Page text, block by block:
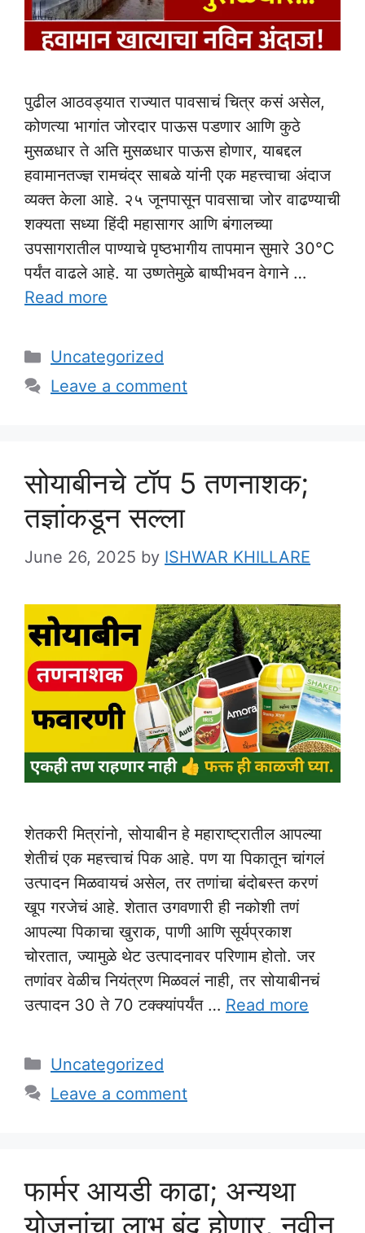
पुढील आठवड्यात राज्यात पावसाचं चित्र कसं असेल,
कोणत्या भागांत जोरदार पाऊस पडणार आणि कुठे
मुसळधार ते अति मुसळधार पाऊस होणार, याबद्दल
हवामानतज्ज्ञ रामचंद्र साबळे यांनी एक महत्त्वाचा अंदाज
व्यक्त केला आहे. २५ जूनपासून पावसाचा जोर वाढण्याची
शक्यता सध्या हिंदी महासागर आणि बंगालच्या
उपसागरातील पाण्याचे पृष्ठभागीय तापमान सुमारे 30°C
पर्यंत वाढले आहे. या उष्णतेमुळे बाष्पीभवन वेगाने …
Read more
Categories
Uncategorized
Leave a comment
सोयाबीनचे टॉप 5 तणनाशक;
तज्ञांकडून सल्ला
June 26, 2025 by ISHWAR KHILLARE
शेतकरी मित्रांनो, सोयाबीन हे महाराष्ट्रातील आपल्या
शेतीचं एक महत्त्वाचं पिक आहे. पण या पिकातून चांगलं
उत्पादन मिळवायचं असेल, तर तणांचा बंदोबस्त करणं
खूप गरजेचं आहे. शेतात उगवणारी ही नकोशी तणं
आपल्या पिकाचा खुराक, पाणी आणि सूर्यप्रकाश
चोरतात, ज्यामुळे थेट उत्पादनावर परिणाम होतो. जर
तणांवर वेळीच नियंत्रण मिळवलं नाही, तर सोयाबीनचं
उत्पादन 30 ते 70 टक्क्यांपर्यंत … Read more
Categories
Uncategorized
Leave a comment
फार्मर आयडी काढा; अन्यथा
योजनांचा लाभ बंद होणार, नवीन